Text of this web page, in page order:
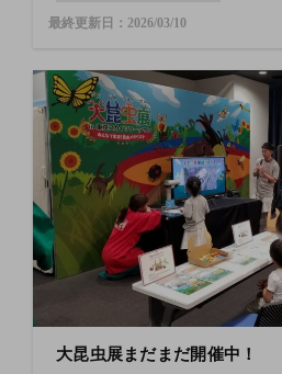
最終更新日：2026/03/10
大昆虫展まだまだ開催中！